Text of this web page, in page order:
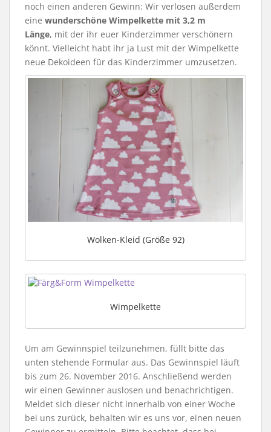
noch einen anderen Gewinn: Wir verlosen außerdem
eine wunderschöne Wimpelkette mit 3,2 m
Länge, mit der ihr euer Kinderzimmer verschönern
könnt. Vielleicht habt ihr ja Lust mit der Wimpelkette
neue Dekoideen für das Kinderzimmer umzusetzen.
Wolken-Kleid (Größe 92)
Wimpelkette
Um am Gewinnspiel teilzunehmen, füllt bitte das
unten stehende Formular aus. Das Gewinnspiel läuft
bis zum 26. November 2016. Anschließend werden
wir einen Gewinner auslosen und benachrichtigen.
Meldet sich dieser nicht innerhalb von einer Woche
bei uns zurück, behalten wir es uns vor, einen neuen